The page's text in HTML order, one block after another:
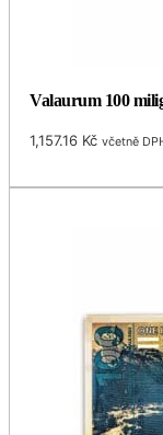
Valaurum 100
1,157.16 Kč včetně